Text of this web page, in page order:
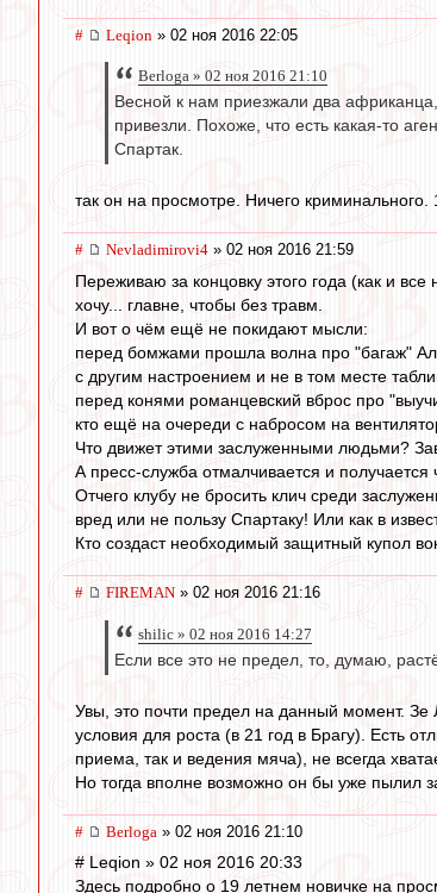
# Leqion » 02 ноя 2016 22:05
Berloga » 02 ноя 2016 21:10
Весной к нам приезжали два
привезли. Похоже, что есть какая-то
Спартак.
так он на просмотре. Ничего криминального.
# Nevladimirovi4 » 02 ноя 2016 21:59
Переживаю за концовку этого года (как и
хочу... главне, чтобы без травм.
И вот о чём ещё не покидают мысли:
перед бомжами прошла волна про "багаж"
с другим настроением и не в том месте
перед конями романцевский вброс про "выучи
кто ещё на очереди с набросом на
Что движет этими заслуженными людьми?
А пресс-служба отмалчивается и
Отчего клубу не бросить клич среди
вред или не пользу Спартаку! Или как в
Кто создаст необходимый защитный купол
# FIREMAN » 02 ноя 2016 21:16
shilic » 02 ноя 2016 14:27
Если все это не предел, то, думаю,
Увы, это почти предел на данный момент.
условия для роста (в 21 год в Брагу). Есть
приема, так и ведения мяча), не всегда
Но тогда вполне возможно он бы уже пылил
# Berloga » 02 ноя 2016 21:10
# Leqion » 02 ноя 2016 20:33
Здесь подробно о 19 летнем новичке на